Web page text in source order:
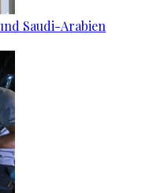
Saudi-Arabien